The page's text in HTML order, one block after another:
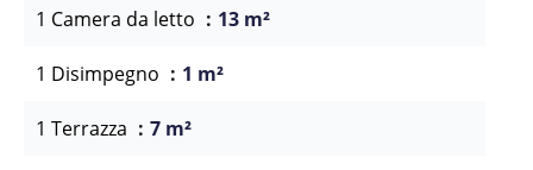
1 Camera da letto 13 m²
1 Disimpegno 1 m²
1 Terrazza 7 m²